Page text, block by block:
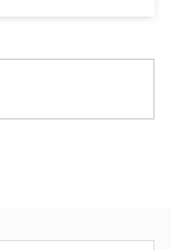
な物語を描く映画『ス
ン：ブランド・ニュ
かす特別映像が公開さ